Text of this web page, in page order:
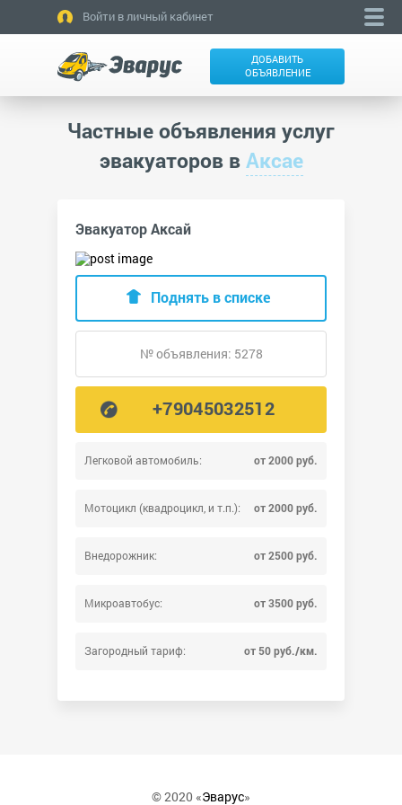
Войти в личный кабинет
ДОБАВИТЬ
ОБЪЯВЛЕНИЕ
Частные объявления услуг
эвакуаторов в Аксае
Эвакуатор Аксай
Легковой автомобиль: от 2000 руб.
Мотоцикл (квадроцикл, и т.п.): от 2000 руб.
Внедорожник: от 2500 руб.
Микроавтобус: от 3500 руб.
Загородный тариф: от 50 руб./км.
Поднять в списке
№ объявления: 5278
+79045032512
© 2020 «Эварус»